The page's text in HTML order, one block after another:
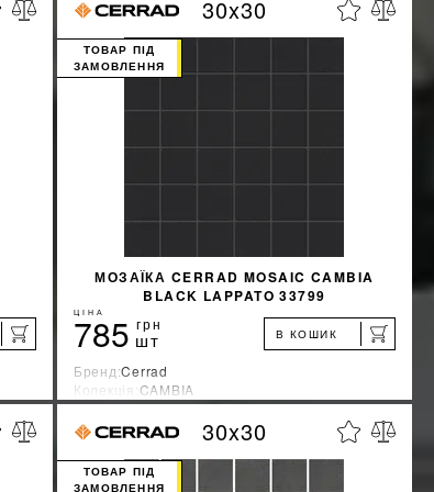
% ДІЗНАТИСЯ ЗНИЖКУ %
КУПИТИ
%
30x30
МОЗАЇКА CERRAD MOSAIC CAMBIA
BLACK LAPPATO 33799
ТОВАР ПІД
ЗАМОВЛЕННЯ
ЦІНА
785 грн
шт В КОШИК
Бренд:Cerrad
Колекція:CAMBIA
Країна-виробник:Польша
ДІЗНАТИСЯ ЗНИЖКУ %
30x30
ТОВАР ПІД
ЗАМОВЛЕННЯ